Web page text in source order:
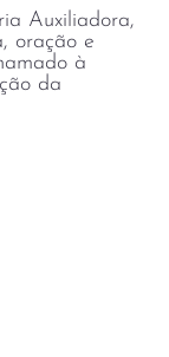
Auxiliadora,
oração e
à
da